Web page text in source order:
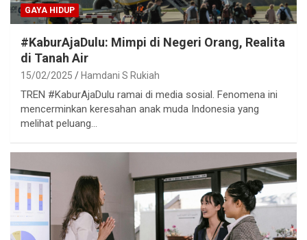
GAYA HIDUP
#KaburAjaDulu: Mimpi di Negeri Orang, Realita
di Tanah Air
15/02/2025 Hamdani S Rukiah
TREN #KaburAjaDulu ramai di media sosial. Fenomena ini
mencerminkan keresahan anak muda Indonesia yang
melihat peluang…